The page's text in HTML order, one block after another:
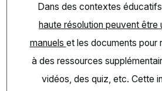
Dans des contextes éducatifs,
haute résolution peuvent être
manuels et les documents pour
à des ressources
vidéos, des quiz, etc. Cette